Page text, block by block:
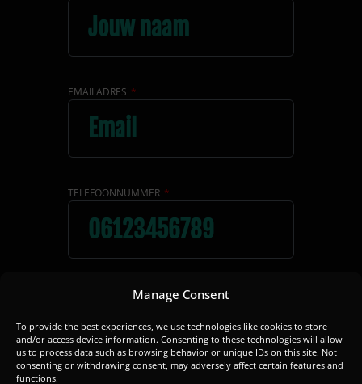
Manage Consent
To provide the best experiences, we use technologies like cookies to store
and/or access device information. Consenting to these technologies will allow
us to process data such as browsing behavior or unique IDs on this site. Not
consenting or withdrawing consent, may adversely affect certain features and
functions.
EMAILADRES
TELEFOONNUMMER